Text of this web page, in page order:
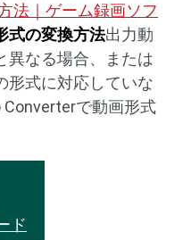
法｜ゲーム録画ソフ
式の変換方法出力動
異なる場合、または
形式に対応していな
で動画形式
ド